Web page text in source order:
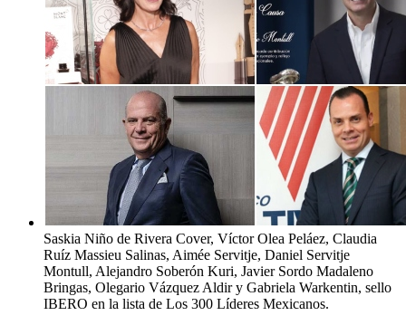
Saskia Niño de Rivera Cover, Víctor Olea Peláez, Claudia
Ruíz Massieu Salinas, Aimée Servitje, Daniel Servitje
Montull, Alejandro Soberón Kuri, Javier Sordo Madaleno
Bringas, Olegario Vázquez Aldir y Gabriela Warkentin, sello
IBERO en la lista de Los 300 Líderes Mexicanos.